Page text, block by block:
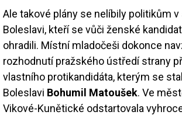
Ale takové plány se nelíbily politikům
Boleslavi, kteří se vůči ženské
ohradili. Místní mladočeši dokonce
rozhodnutí pražského ústředí strany
vlastního protikandidáta, kterým se
Boleslavi Bohumil Matoušek. Ve
Vikové-Kunětické odstartovala